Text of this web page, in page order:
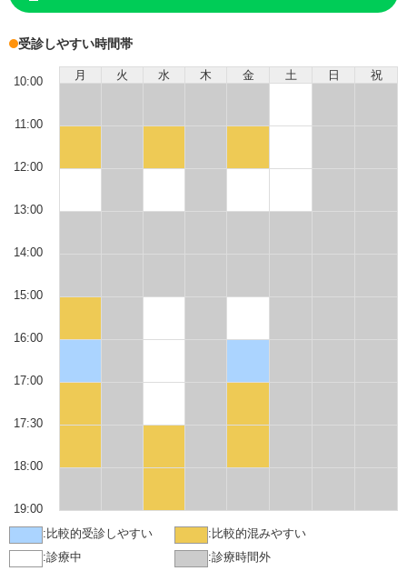
受診しやすい時間帯
月 火 水 木 金 土 日 祝
10:00
11:00
12:00
13:00
14:00
15:00
16:00
17:00
17:30
18:00
19:00
: 比較的受診しやすい : 比較的混みやすい
:診療中 :診療時間外